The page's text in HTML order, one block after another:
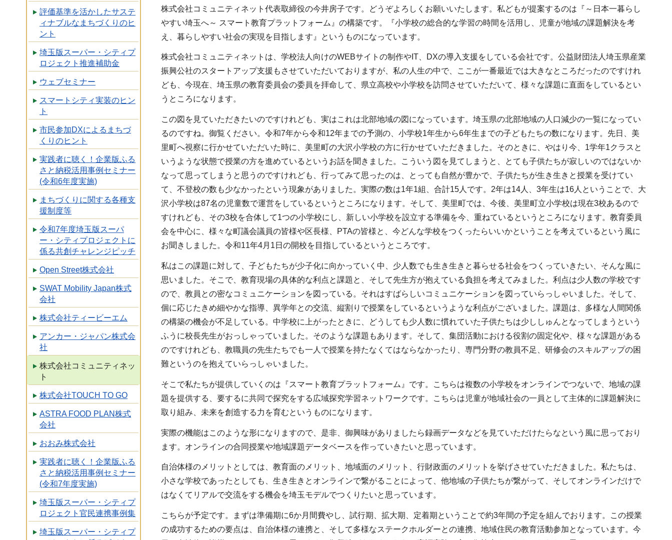
評価基準を活かしたサステ
ィナブルなまちづくりのヒ
ント
埼玉版スーパー・シティプ
ロジェクト推進補助金
ウェブセミナー
スマートシティ実装のヒン
ト
市民参加DXによるまちづ
くりのヒント
実践者に聴く！企業版ふる
さと納税活用事例セミナー
(令和6年度実施)
まちづくりに関する各種支
援制度等
令和7年度埼玉版スーパ
ー・シティプロジェクトに
係る共創チャレンジピッチ
Open Street株式会社
SWAT Mobility Japan株式
会社
株式会社ティービーエム
アンカー・ジャパン株式会
社
株式会社コミュニティネッ
ト
株式会社TOUCH TO GO
ASTRA FOOD PLAN株式
会社
おおみ株式会社
実践者に聴く！企業版ふる
さと納税活用事例セミナー
(令和7年度実施)
埼玉版スーパー・シティプ
ロジェクト官民連携事例集
埼玉版スーパー・シティプ
株式会社コミュニティネット代表取締役の今井房子です。どうぞよろしくお願いいたします。私どもが提案するのは『～日本一暮らし
やすい埼玉へ～ スマート教育プラットフォーム』の構築です。『小学校の総合的な学習の時間を活用し、児童が地域の課題解決を考
え、暮らしやすい社会の実現を目指します』というものになっています。
株式会社コミュニティネットは、学校法人向けのWEBサイトの制作やIT、DXの導入支援をしている会社です。公益財団法人埼玉県産業
振興公社のスタートアップ支援もさせていただいておりますが、私の人生の中で、ここが一番最近では大きなところだったのですけれ
ども、今現在、埼玉県の教育委員会の委員を拝命して、県立高校や小学校を訪問させていただいて、様々な課題に直面をしているとい
うところになります。
この図を見ていただきたいのですけれども、実はこれは北部地域の図になっています。埼玉県の北部地域の人口減少の一覧になってい
るのですね。御覧ください。令和7年から令和12年までの予測の、小学校1年生から6年生までの子どもたちの数になります。先日、美
里町へ視察に行かせていただいた時に、美里町の大沢小学校の方に行かせていただきました。そのときに、やはり今、1学年1クラスと
いうような状態で授業の方を進めているというお話を聞きました。こういう図を見てしまうと、とても子供たちが寂しいのではないか
なって思ってしまうと思うのですけれども、行ってみて思ったのは、とっても自然が豊かで、子供たちが生き生きと授業を受けてい
て、不登校の数も少なかったという現象がありました。実際の数は1年1組、合計15人です。2年は14人、3年生は16人ということで、大
沢小学校は87名の児童数で運営をしているというところになります。そして、美里町では、今後、美里町立小学校は現在3校あるので
すけれども、その3校を合体して1つの小学校にし、新しい小学校を設立する準備を今、重ねているというところになります。教育委員
会を中心に、様々な町議会議員の皆様や区長様、PTAの皆様と、今どんな学校をつくったらいいかということを考えているという風に
お聞きしました。令和11年4月1日の開校を目指しているというところです。
私はこの課題に対して、子どもたちが少子化に向かっていく中、少人数でも生き生きと暮らせる社会をつくっていきたい、そんな風に
思いました。そこで、教育現場の具体的な利点と課題と、そして先生方が抱えている負担を考えてみました。利点は少人数の学校です
ので、教員との密なコミュニケーションを図っている。それはすばらしいコミュニケーションを図っていらっしゃいました。そして、
個に応じたきめ細やかな指導、異学年との交流、縦割りで授業をしているというような利点がございました。課題は、多様な人間関係
の構築の機会が不足している。中学校に上がったときに、どうしても少人数に慣れていた子供たちは少ししゅんとなってしまうという
ふうに校長先生がおっしゃっていました。そのような課題もあります。そして、集団活動における役割の固定化や、様々な課題がある
のですけれども、教職員の先生たちでも一人で授業を持たなくてはならなかったり、専門分野の教員不足、研修会のスキルアップの困
難というのを抱えていらっしゃいました。
そこで私たちが提供していくのは『スマート教育プラットフォーム』です。こちらは複数の小学校をオンラインでつないで、地域の課
題を提供する、要するに共同で探究をする広域探究学習ネットワークです。こちらは児童が地域社会の一員として主体的に課題解決に
取り組み、未来を創造する力を育むというものになります。
実際の機能はこのような形になりますので、是非、御興味がありましたら録画データなどを見ていただけたらなという風に思っており
ます。オンラインの合同授業や地域課題データベースを作っていきたいと思っています。
自治体様のメリットとしては、教育面のメリット、地域面のメリット、行財政面のメリットを挙げさせていただきました。私たちは、
小さな学校であったとしても、生き生きとオンラインで繋がることによって、他地域の子供たちが繋がって、そしてオンラインだけで
はなくてリアルで交流をする機会を埼玉モデルでつくりたいと思っています。
こちらが予定です。まずは準備期に6か月間費やし、試行期、拡大期、定着期ということで約3年間の予定を組んでおります。この授業
の成功するための要点は、自治体様の連携と、そして多様なステークホルダーとの連携、地域住民の教育活動参加となっています。今